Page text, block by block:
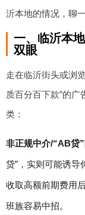
沂本地的情况，聊
一、临沂本
双眼
走在临沂街头或浏
质百分百下款”的
类：
非正规中介/“AB贷
贷”，实则可能诱导
收取高额前期费用
班族容易中招。